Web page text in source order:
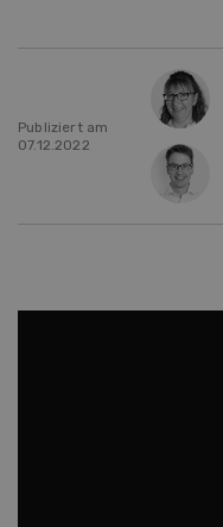
Publiziert am
07.12.2022